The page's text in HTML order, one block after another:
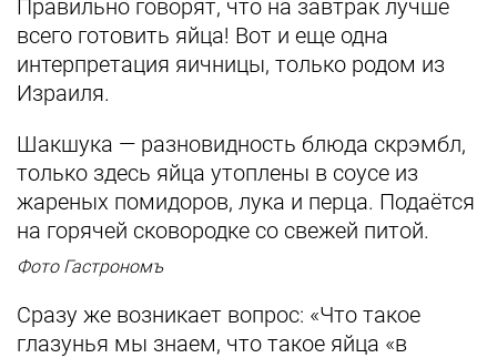
Правильно говорят, что на завтрак лучше
всего готовить яйца! Вот и еще одна
интерпретация яичницы, только родом из
Израиля.
Шакшука — разновидность блюда скрэмбл,
только здесь яйца утоплены в соусе из
жареных помидоров, лука и перца. Подаётся
на горячей сковородке со свежей питой.
Фото Гастрономъ
Сразу же возникает вопрос: «Что такое
глазунья мы знаем, что такое яйца «в